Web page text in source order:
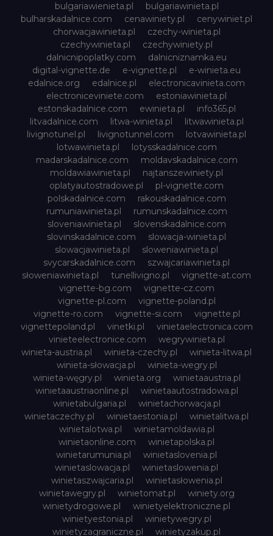
bulgariawienieta.pl
bulgariawinieta.pl
bulharskadalnice.com
cenawiniety.pl
cenywiniet.pl
chorwacjawinieta.pl
czechy-winieta.pl
czechywinieta.pl
czechywiniety.pl
dalnicnipoplatky.com
dalnicniznamka.eu
digital-vignette.de
e-vignette.pl
e-winieta.eu
edalnice.org
edalnice.pl
electronicavinieta.com
electroniceviniete.com
estoniawinieta.pl
estonskadalnice.com
ewinieta.pl
info365.pl
litvadalnice.com
litwa-winieta.pl
litwawinieta.pl
livignotunel.pl
livignotunnel.com
lotvawinieta.pl
lotwawinieta.pl
lotysskadalnice.com
madarskadalnice.com
moldavskadalnice.com
moldawiawinieta.pl
najtanszewiniety.pl
oplatyautostradowe.pl
pl-vignette.com
polskadalnice.com
rakouskadalnice.com
rumuniawinieta.pl
rumunskadalnice.com
sloveniawinieta.pl
slovenskadalnice.com
slovinskadalnice.com
slowacja-winieta.pl
slowacjawinieta.pl
sloweniawinieta.pl
svycarskadalnice.com
szwajcariawinieta.pl
słoweniawinieta.pl
tunellivigno.pl
vignette-at.com
vignette-bg.com
vignette-cz.com
vignette-pl.com
vignette-poland.pl
vignette-ro.com
vignette-si.com
vignette.pl
vignettepoland.pl
vinetki.pl
vinietaelectronica.com
vinieteelectronice.com
wegrywinieta.pl
winieta-austria.pl
winieta-czechy.pl
winieta-litwa.pl
winieta-słowacja.pl
winieta-wegry.pl
winieta-węgry.pl
winieta.org
winietaaustria.pl
winietaaustriaonline.pl
winietaautostradowa.pl
winietabulgaria.pl
winietachorwacja.pl
winietaczechy.pl
winietaestonia.pl
winietalitwa.pl
winietalotwa.pl
winietamoldawia.pl
winietaonline.com
winietapolska.pl
winietarumunia.pl
winietaslovenia.pl
winietaslowacja.pl
winietaslowenia.pl
winietaszwajcaria.pl
winietasłowenia.pl
winietawegry.pl
winietomat.pl
winiety.org
winietydrogowe.pl
winietyelektroniczne.pl
winietyestonia.pl
winietywegry.pl
winietyzagraniczne.pl
winietyzakup.pl